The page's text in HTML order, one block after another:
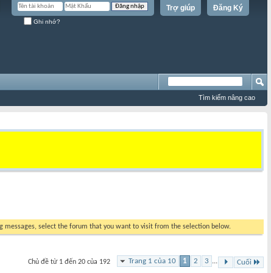
Đăng Ký
Trợ giúp
Ghi nhớ?
Tìm kiếm nâng cao
messages, select the forum that you want to visit from the selection below.
Trang 1 của 10 1 2 3 ... Cuối
Chủ đề từ 1 đến 20 của 192